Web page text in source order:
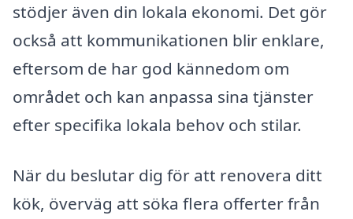
stödjer även din lokala ekonomi. Det gör
också att kommunikationen blir enklare,
eftersom de har god kännedom om
området och kan anpassa sina tjänster
efter specifika lokala behov och stilar.
När du beslutar dig för att renovera ditt
kök, överväg att söka flera offerter från